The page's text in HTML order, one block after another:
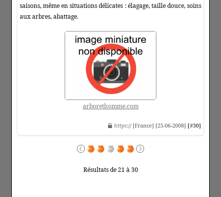
saisons, même en situations délicates : élagage, taille douce, soins
aux arbres, abattage.
arborethomme.com
https:// [France] [25-06-2008] [#30]
Résultats de 21 à 30